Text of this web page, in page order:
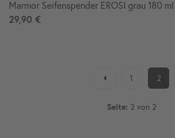
Marmor Seifenspender EROSI grau 180 ml
29,90 €
1 2
Seite: 2 von 2